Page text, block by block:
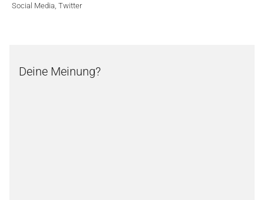
Social Media Twitter
Deine Meinung?